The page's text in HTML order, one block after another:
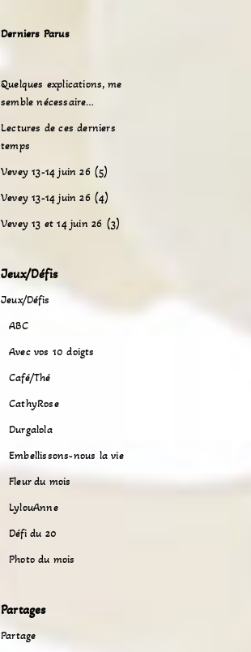
Derniers Parus
Quelques explications, me
semble nécessaire…
Lectures de ces derniers
temps
Vevey 13-14 juin 26 (5)
Vevey 13-14 juin 26 (4)
Vevey 13 et 14 juin 26 (3)
Jeux/Défis
Jeux/Défis
ABC
Avec vos 10 doigts
Café/Thé
CathyRose
Durgalola
Embellissons-nous la vie
Fleur du mois
LylouAnne
Défi du 20
Photo du mois
Partages
Partage